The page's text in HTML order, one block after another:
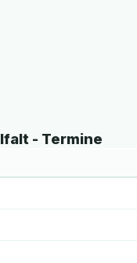
- Termine